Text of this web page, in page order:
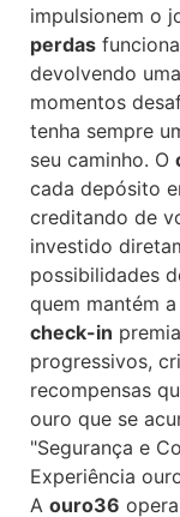
impulsionem o
perdas
devolvendo
momentos
tenha sempre
seu caminho. O
cada depósito
creditando de
investido
possibilidades
quem mantém
check-in
progressivos,
recompensas
ouro que se
"Segurança e
Experiência
A ouro36